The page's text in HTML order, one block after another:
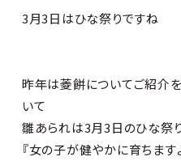
3月3日はひな祭りですね
昨年は菱餅についてご紹介
いて
雛あられは3月3日のひな祭
『女の子が健やかに育ちます